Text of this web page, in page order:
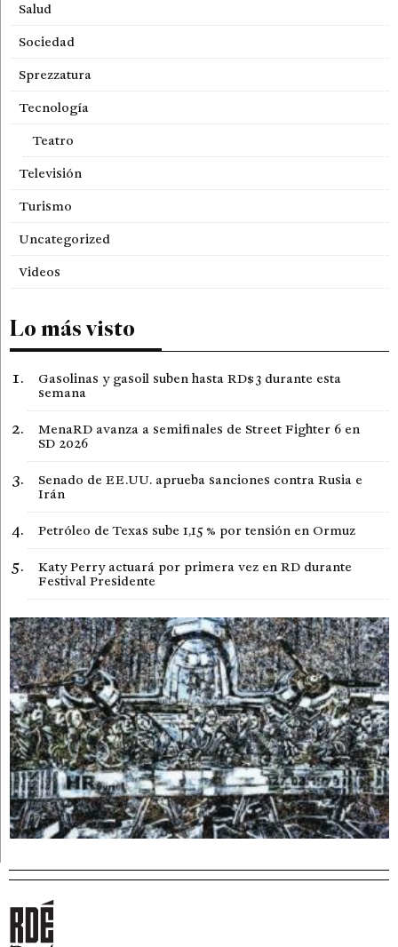
Salud
Sociedad
Sprezzatura
Tecnología
Teatro
Televisión
Turismo
Uncategorized
Videos
Lo más visto
Gasolinas y gasoil suben hasta RD$3 durante esta
semana
MenaRD avanza a semifinales de Street Fighter 6 en
SD 2026
Senado de EE.UU. aprueba sanciones contra Rusia e
Irán
Petróleo de Texas sube 1,15 % por tensión en Ormuz
Katy Perry actuará por primera vez en RD durante
Festival Presidente